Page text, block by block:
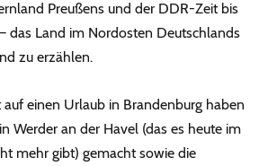
Preußens und der DDR-Zeit bis
das Land im Nordosten Deutschlands
zu erzählen.
auf einen Urlaub in Brandenburg haben
Werder an der Havel (das es heute im
mehr gibt) gemacht sowie die